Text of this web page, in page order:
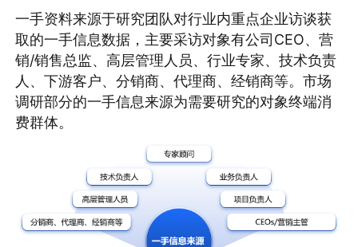
一手资料来源于研究团队对行业内重点企业访谈获
取的一手信息数据，主要采访对象有公司CEO、营
销/销售总监、高层管理人员、行业专家、技术负责
人、下游客户、分销商、代理商、经销商等。市场
调研部分的一手信息来源为需要研究的对象终端消
费群体。